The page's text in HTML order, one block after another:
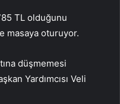
TL olduğunu
masaya oturuyor.
düşmemesi
Yardımcısı Veli